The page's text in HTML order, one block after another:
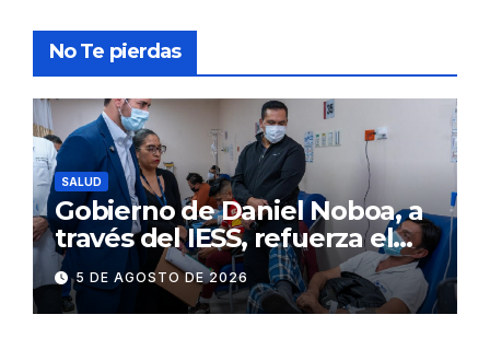
No Te pierdas
SALUD
Gobierno de Daniel Noboa, a
través del IESS, refuerza el
abastecimiento de insulina
en 86 establecimientos de
salud
5 DE AGOSTO DE 2026